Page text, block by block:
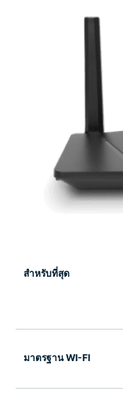
สำหรับที่สุด
มาตรฐาน WI-FI